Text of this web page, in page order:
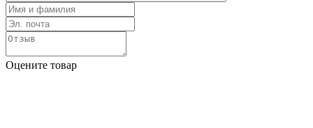
Оцените товар